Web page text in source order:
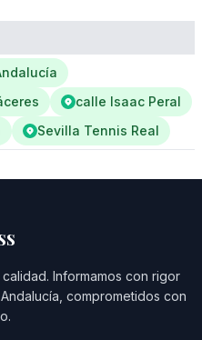
calle Isaac Peral
Sevilla Tennis Real
Informamos con rigor
comprometidos con